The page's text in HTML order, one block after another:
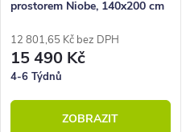
prostorem Niobe, 140x200 cm
12 801,65 Kč bez DPH
15 490 Kč
4-6 Týdnů
ZOBRAZIT